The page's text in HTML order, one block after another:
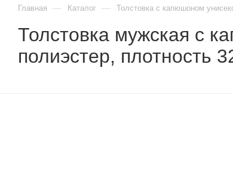
Главная — Каталог — Толстовка с капюшоном
Толстовка мужская с
полиэстер, плотность